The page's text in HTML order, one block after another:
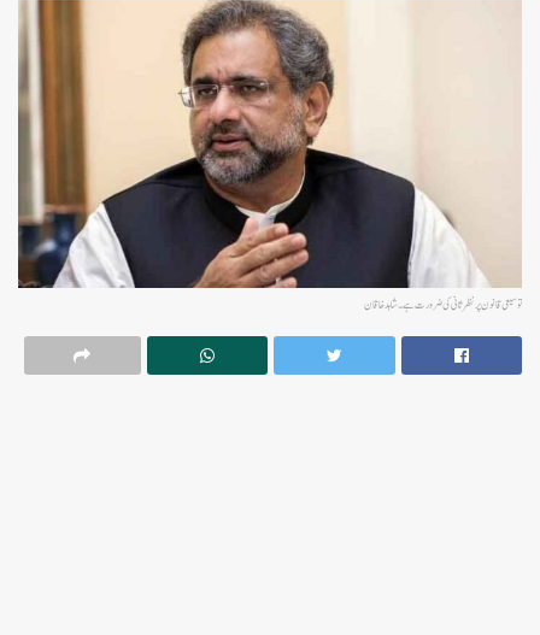
توسیعی قانون پر نظرثانی کی ضرورت ہے۔ شاہد خاقان